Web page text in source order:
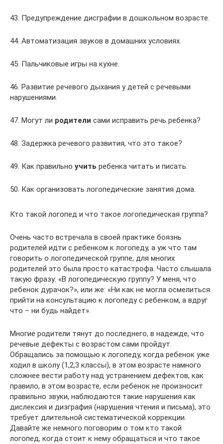
43. Предупреждение дисграфии в дошкольном возрасте.
44. Автоматизация звуков в домашних условиях.
45. Пальчиковые игры на кухне.
46. Развитие речевого дыхания у детей с речевыми
нарушениями.
47. Могут ли родители сами исправить речь ребенка?
48. Задержка речевого развития, что это такое?
49. Как правильно учить ребенка читать и писать.
50. Как организовать логопедические занятия дома.
Кто такой логопед и что такое логопедическая группа?
Очень часто встречала в своей практике боязнь
родителей идти с ребенком к логопеду, а уж что там
говорить о логопедической группе, для многих
родителей это была просто катастрофа. Часто слышала
такую фразу: «В логопедическую группу? У меня, что
ребенок дурачок?», или же: «Ни как не могла осмелиться
прийти на консультацию к логопеду с ребенком, а вдруг
что – ни будь найдет».
Многие родители тянут до последнего, в надежде, что
речевые дефекты с возрастом сами пройдут.
Обращались за помощью к логопеду, когда ребенок уже
ходил в школу (1,2,3 классы), в этом возрасте намного
сложнее вести работу над устранением дефектов, как
правило, в этом возрасте, если ребенок не произносит
правильно звуки, наблюдаются такие нарушения как
дислексия и дизграфия (нарушения чтения и письма), это
требует длительной систематической коррекции.
Давайте же немного поговорим о том кто такой
логопед, когда стоит к нему обращаться и что такое